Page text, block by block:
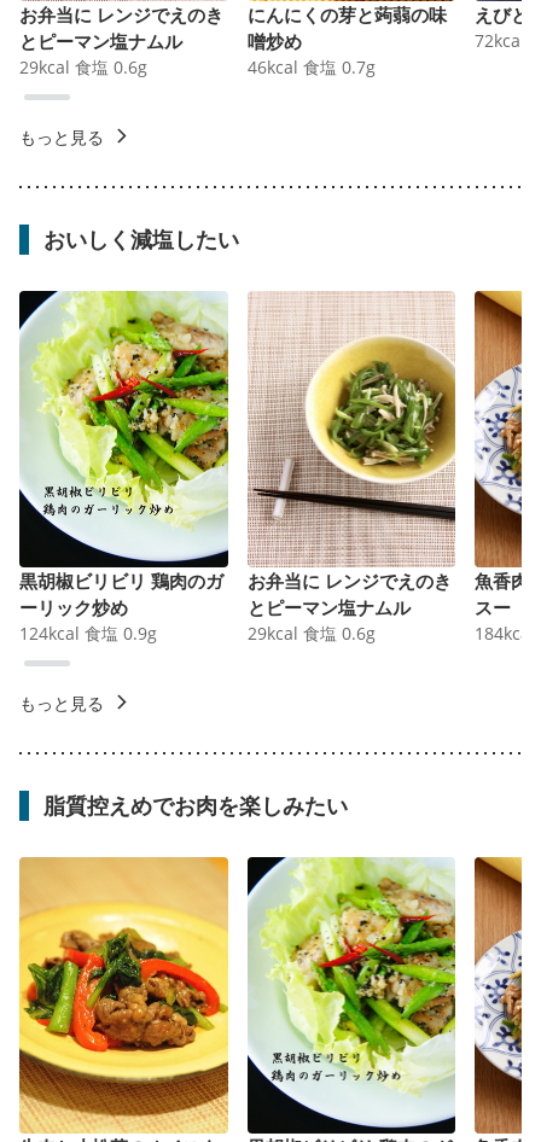
お弁当に レンジでえのき
とピーマン塩ナムル
29kcal 食塩 0.6g
にんにくの芽と蒟蒻の味
噌炒め
46kcal 食塩 0.7g
えびと
72kcal
もっと見る
おいしく減塩したい
黒胡椒ビリビリ 鶏肉のガ
ーリック炒め
124kcal 食塩 0.9g
お弁当に レンジでえのき
とピーマン塩ナムル
29kcal 食塩 0.6g
魚香肉
スー
184kcal
もっと見る
脂質控えめでお肉を楽しみたい